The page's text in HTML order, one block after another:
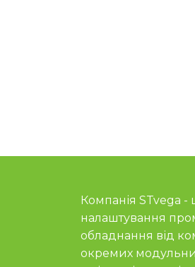
Компанія STvega -
налаштування
обладнання від
окремих